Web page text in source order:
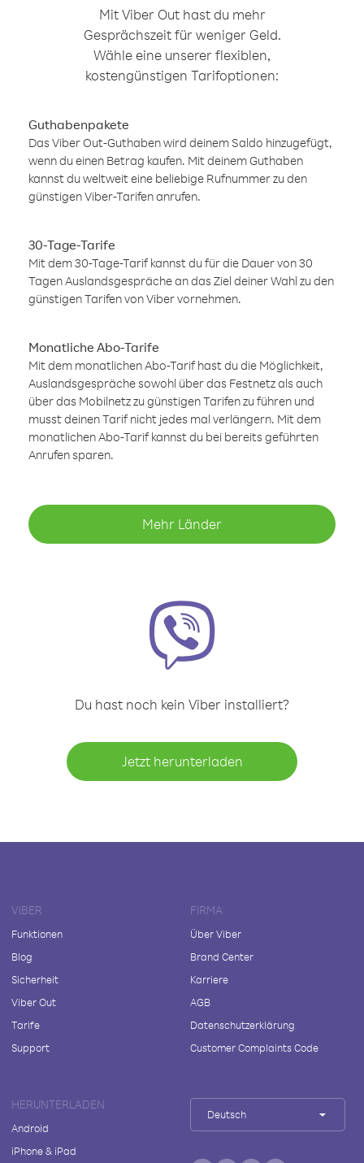
Mit Viber Out hast du mehr
Gesprächszeit für weniger Geld.
Wähle eine unserer flexiblen,
kostengünstigen Tarifoptionen:
Guthabenpakete
Das Viber Out-Guthaben wird deinem Saldo hinzugefügt,
wenn du einen Betrag kaufen. Mit deinem Guthaben
kannst du weltweit eine beliebige Rufnummer zu den
günstigen Viber-Tarifen anrufen.
30-Tage-Tarife
Mit dem 30-Tage-Tarif kannst du für die Dauer von 30
Tagen Auslandsgespräche an das Ziel deiner Wahl zu den
günstigen Tarifen von Viber vornehmen.
Monatliche Abo-Tarife
Mit dem monatlichen Abo-Tarif hast du die Möglichkeit,
Auslandsgespräche sowohl über das Festnetz als auch
über das Mobilnetz zu günstigen Tarifen zu führen und
musst deinen Tarif nicht jedes mal verlängern. Mit dem
monatlichen Abo-Tarif kannst du bei bereits geführten
Anrufen sparen.
Mehr Länder
Du hast noch kein Viber installiert?
Jetzt herunterladen
VIBER
Funktionen
Blog
Sicherheit
Viber Out
Tarife
Support
FIRMA
Über Viber
Brand Center
Karriere
AGB
Datenschutzerklärung
Customer Complaints Code
HERUNTERLADEN
Android
iPhone & iPad
Deutsch